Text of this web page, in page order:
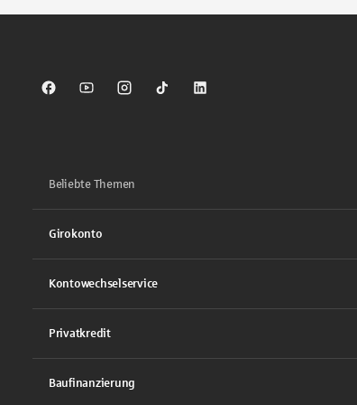
Sparkasse auf Facebook
Sparkasse auf Youtube
Sparkasse auf Instagram
Sparkasse auf TikTok
Sparkasse auf LinkedIn
Beliebte Themen
Girokonto
Kontowechselservice
Privatkredit
Baufinanzierung